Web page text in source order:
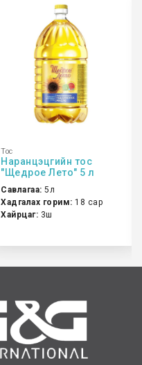
Тос
Наранцэцгийн тос
"Щедрое Лето" 5 л
Савлагаа: 5л
Хадгалах горим: 18 сар
Хайрцаг: 3ш